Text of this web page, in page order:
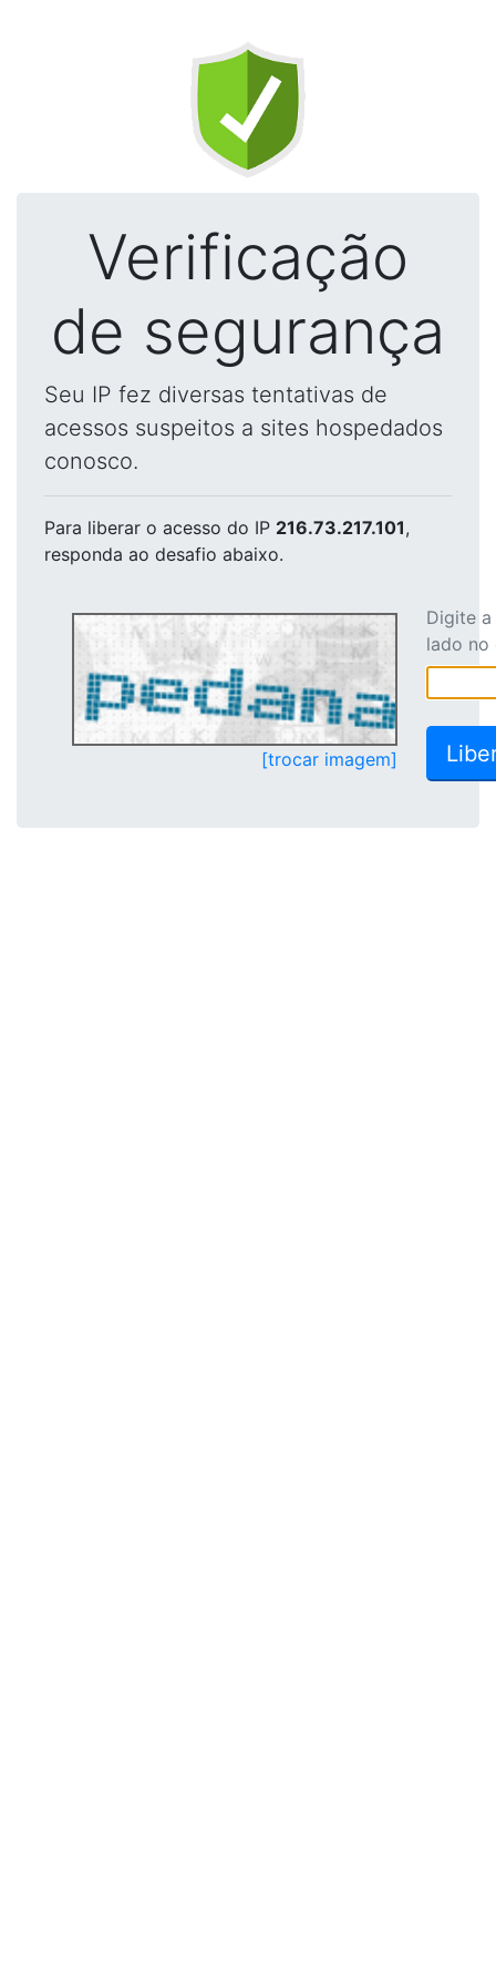
Verificação
de segurança
Seu IP fez diversas tentativas de
acessos suspeitos a sites hospedados
conosco.
Para liberar o acesso do IP 216.73.217.101,
responda ao desafio abaixo.
[trocar imagem]
Digite
lado no